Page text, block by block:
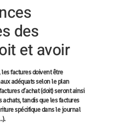
des
et avoir
factures doivent être
adéquats selon leplan
d’achat (doit) seront ainsi
tandis que les factures
spécifique dans le journal